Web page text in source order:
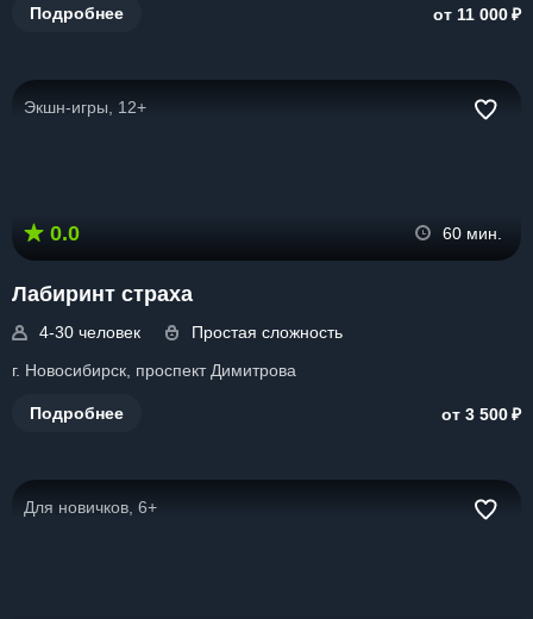
Подробнее от 11 000₽
Экшн-игры, 12+
0.0 60 мин.
Лабиринт страха
4-30 человек
Простая сложность
г. Новосибирск, проспект Димитрова
Подробнее от 3 500₽
Для новичков, 6+